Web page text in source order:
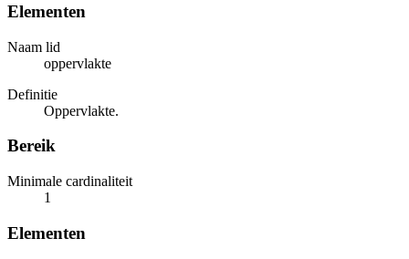
Elementen
Naam lid
oppervlakte
Definitie
Oppervlakte.
Bereik
Minimale cardinaliteit
1
Elementen